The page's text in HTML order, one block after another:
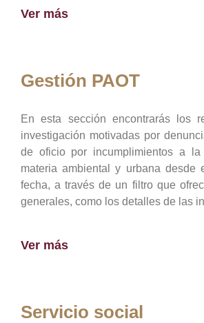
Ver más
Gestión PAOT
En esta sección encontrarás los
investigación motivadas por
de oficio por incumplimientos a la
materia ambiental y urbana desde
fecha, a través de un filtro que
generales, como los detalles de las
Ver más
Servicio social